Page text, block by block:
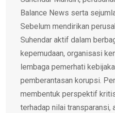
Balance News serta
Sebelum mendirikan
Suhendar aktif dalam
kepemudaan, organisasi
lembaga pemerhati
pemberantasan korupsi.
membentuk perspektif
terhadap nilai transparansi,